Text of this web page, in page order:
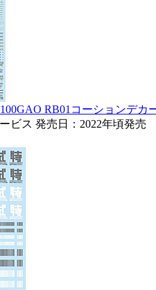
RB01コーションデカ
ビス 発売日：2022年頃発売